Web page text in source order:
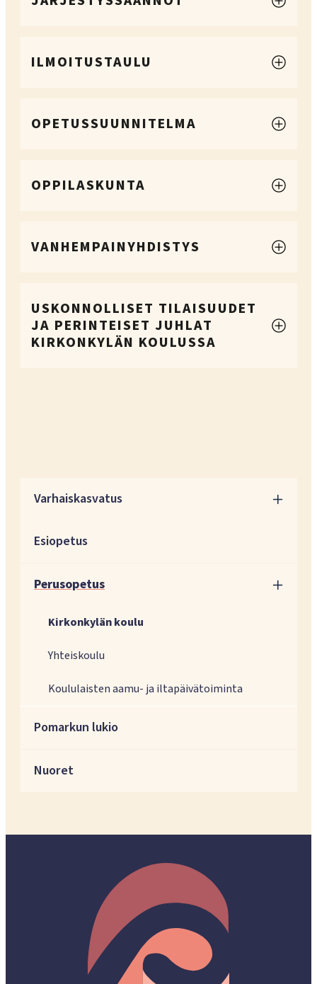
ILMOITUSTAULU
OPETUSSUUNNITELMA
OPPILASKUNTA
VANHEMPAINYHDISTYS
USKONNOLLISET TILAISUUDET
JA PERINTEISET JUHLAT
KIRKONKYLÄN KOULUSSA
Varhaiskasvatus
Esiopetus
Perusopetus
Kirkonkylän koulu
Yhteiskoulu
Koululaisten aamu- ja iltapäivätoiminta
Pomarkun lukio
Nuoret